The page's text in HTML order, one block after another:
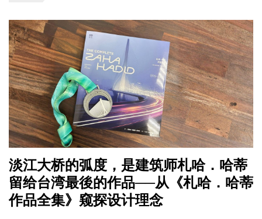
淡江大桥的弧度，是建筑师札哈．哈蒂
留给台湾最後的作品──从《札哈．哈蒂
作品全集》窥探设计理念